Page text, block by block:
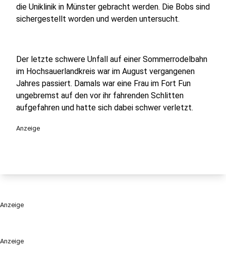
Anzeige
die Uniklinik in Münster gebracht werden. Die Bobs sind
sichergestellt worden und werden untersucht.
Der letzte schwere Unfall auf einer Sommerrodelbahn
im Hochsauerlandkreis war im August vergangenen
Jahres passiert. Damals war eine Frau im Fort Fun
ungebremst auf den vor ihr fahrenden Schlitten
aufgefahren und hatte sich dabei schwer verletzt.
Anzeige
Anzeige